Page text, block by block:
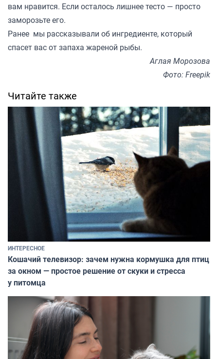
вам нравится. Если осталось лишнее тесто — просто
заморозьте его.
Ранее мы рассказывали об ингредиенте, который
спасет вас от запаха жареной рыбы.
Аглая Морозова
Фото: Freepik
Читайте также
ИНТЕРЕСНОЕ
Кошачий телевизор: зачем нужна кормушка для птиц
за окном — простое решение от скуки и стресса
у питомца